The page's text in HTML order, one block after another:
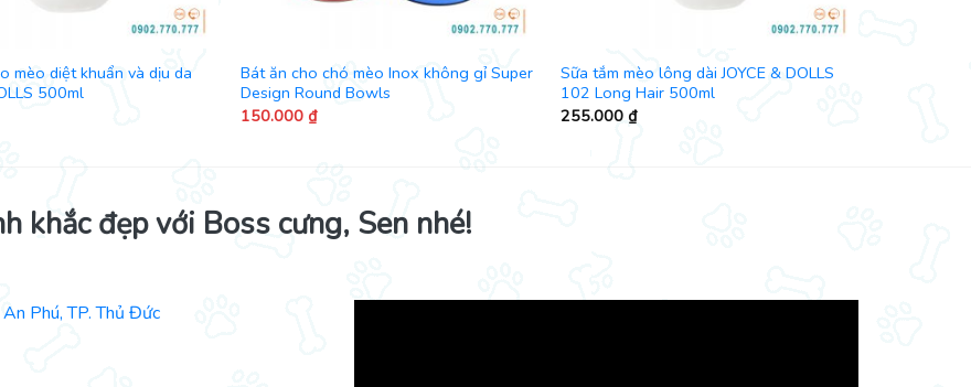
mèo diệt khuẩn và dịu da
500ml
Bát ăn cho chó mèo Inox không gỉ Super
Design Round Bowls
150.000 ₫
Sữa tắm mèo lông dài JOYCE & DOLLS
102 Long Hair 500ml
255.000 ₫
khắc đẹp với Boss cưng, Sen nhé!
Phú, TP. Thủ Đức